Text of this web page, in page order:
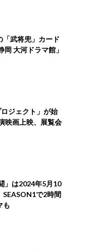
「武将兜」カード
大河ドラマ館」
ロジェクト」が始
画上映、展覧会
」は2024年5月10
で2時間
も